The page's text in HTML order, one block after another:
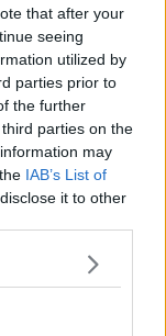
that after your
seeing
utilized by
parties prior to
the further
parties on the
may
IAB’s List of
it to other